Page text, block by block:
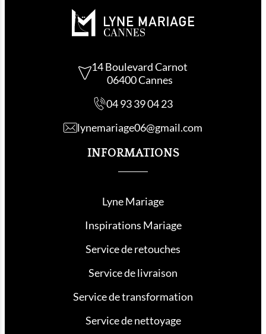
14 Boulevard Carnot
06400 Cannes
04 93 39 04 23
lynemariage06@gmail.com
INFORMATIONS
Lyne Mariage
Inspirations Mariage
Service de retouches
Service de livraison
Service de transformation
Service de nettoyage